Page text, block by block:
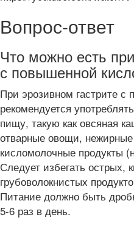
Вопрос-ответ
Что можно есть
с повышенной
При эрозивном гастрите с
рекомендуется
пищу, такую как овсяная
отварные овощи,
кисломолочные продукты
Следует избегать острых,
грубоволокнистых
Питание должно быть
5-6 раз в день.